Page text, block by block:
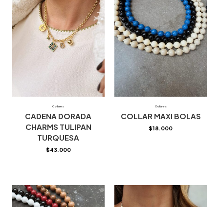
Collares
CADENA DORADA
CHARMS TULIPAN
TURQUESA
$43.000
Collares
COLLAR MAXI BOLAS
$18.000